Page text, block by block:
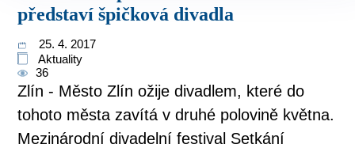
představí špičková divadla
25. 4. 2017
Aktuality
36
Zlín - Město Zlín ožije divadlem, které do
tohoto města zavítá v druhé polovině května.
Mezinárodní divadelní festival Setkání